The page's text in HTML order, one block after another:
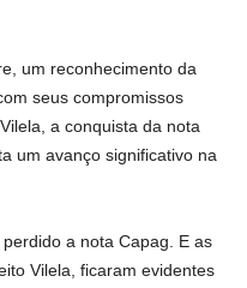
um reconhecimento da
seus compromissos
a conquista da nota
um avanço significativo na
a nota Capag. E as
Vilela, ficaram evidentes